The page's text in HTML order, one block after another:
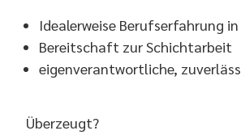
Idealerweise Berufserfahrung
Bereitschaft zur Schichtarbeit
eigenverantwortliche,
Überzeugt?